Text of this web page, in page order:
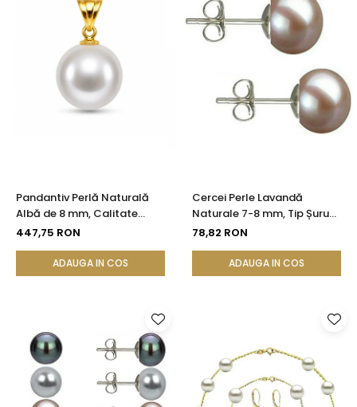
Pandantiv Perlă Naturală
Albă de 8 mm, Calitate
AAA+ și Aur 14K (aur 585) |
447,75 RON
ADAUGA IN COS
Cercei Perle Lavandă
Naturale 7-8 mm, Tip Șurub,
Argint 925 - Calitate AAA |
78,82 RON
ADAUGA IN COS